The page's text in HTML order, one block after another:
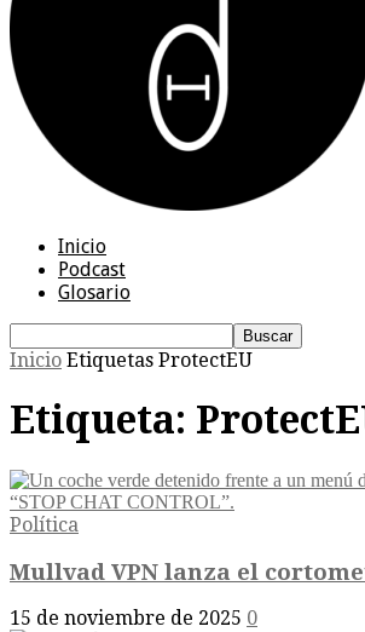
Inicio
Podcast
Glosario
Inicio Etiquetas ProtectEU
Etiqueta:
Política
Mullvad VPN lanza el
15 de noviembre de 2025 0